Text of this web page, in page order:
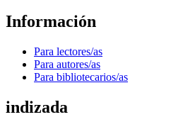
Información
Para lectores/as
Para autores/as
Para bibliotecarios/as
indizada